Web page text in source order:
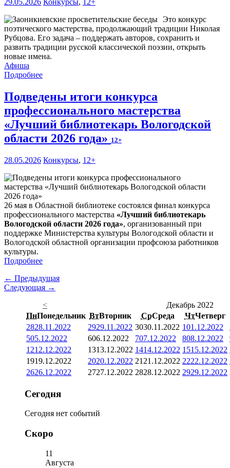
29.05.2026 Конкурсы,
12+
Это конкурс
поэтического мастерства, продолжающий традиции Николая
Рубцова. Его задача – поддержать авторов, сохранить и
развить традиции русской классической поэзии, открыть
новые имена.
Афиша
Подробнее
Подведены итоги конкурса
профессионального мастерства
«Лучший библиотекарь Вологодской
области 2026 года» 12+
28.05.2026 Конкурсы, 12+
26 мая в Областной библиотеке состоялся финал конкурса
профессионального мастерства «Лучший библиотекарь
Вологодской области 2026 года», организованный при
поддержке Министерства культуры Вологодской области и
Вологодской областной организации профсоюза работников
культуры.
Подробнее
← Предыдущая
Следующая →
<
Декабрь 2022
ПнПонедельник ВтВторник СрСреда ЧтЧетверг
2828.11.2022 2929.11.2022 3030.11.2022 101.12.2022
505.12.2022 606.12.2022 707.12.2022 808.12.2022
1212.12.2022 1313.12.2022 1414.12.2022 1515.12.2022
1919.12.2022 2020.12.2022 21 21.12.2022 2222.12.2022
2626.12.2022 2727.12.2022 2828.12.2022 2929.12.2022
Сегодня
Сегодня нет событий
Скоро
11
Августа